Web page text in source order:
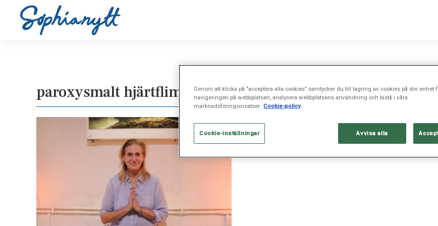
paroxysmalt hjärtflimmerGenom att klicka på "acceptera alla cookies" samtycker du till lagring av cookies på din enhet
navigeringen på webbplatsen, analysera webbplatsens användning och bistå i våra
marknadsföringsinsatser. Cookie-policy
Cookie-inställningar Avvisa alla